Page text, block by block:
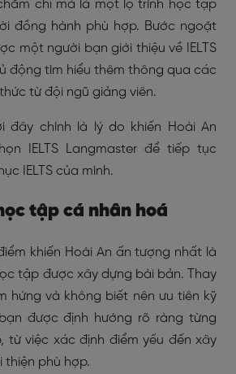
chỉ mà là một lộ trình học tập
đồng hành phù hợp. Bước ngoặt
một người bạn giới thiệu về IELTS
động tìm hiểu thêm thông qua các
từ đội ngũ giảng viên.
đây chính là lý do khiến Hoài An
IELTS Langmaster để tiếp tục
IELTS của mình.
tập cá nhân hoá
khiến Hoài An ấn tượng nhất là
tập được xây dựng bài bản. Thay
hứng và không biết nên ưu tiên kỹ
được định hướng rõ ràng từng
từ việc xác định điểm yếu đến xây
thiện phù hợp.